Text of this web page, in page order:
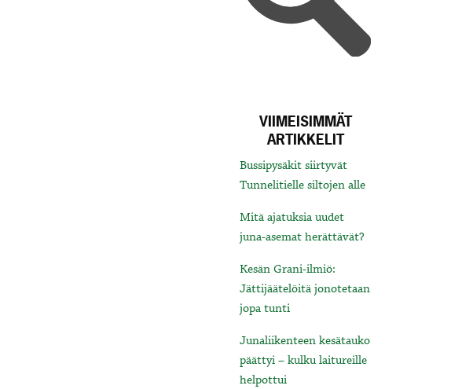
VIIMEISIMMÄT
ARTIKKELIT
Bussipysäkit siirtyvät
Tunnelitielle siltojen alle
Mitä ajatuksia uudet
juna-asemat herättävät?
Kesän Grani-ilmiö:
Jättijäätelöitä jonotetaan
jopa tunti
Junaliikenteen kesätauko
päättyi – kulku laitureille
helpottui